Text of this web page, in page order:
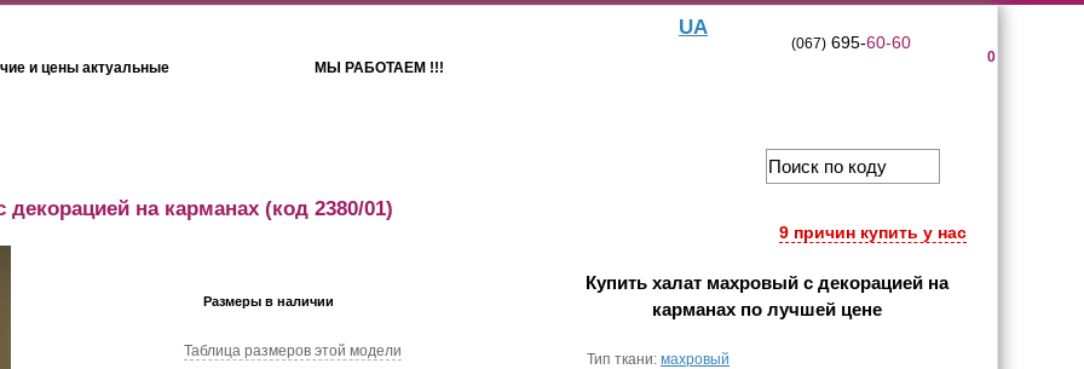
и цены актуальные МЫ РАБОТАЕМ !!!
UA
0
(067)695-60-60
9 причин купить у нас
на карманах (код 2380/01)
Размеры в наличии
Таблица размеров этой модели
Купить халат махровый с декорацией на
карманах по лучшей цене
Тип ткани: махровый